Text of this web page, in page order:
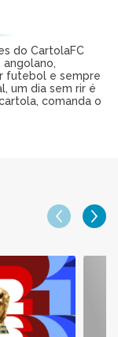
do CartolaFC
angolano,
futebol e sempre
um dia sem rir é
comanda o